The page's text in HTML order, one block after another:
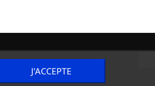
Nous contacter
J'ACCEPTE